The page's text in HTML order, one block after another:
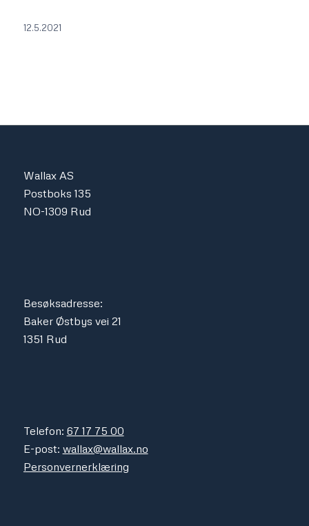
12.5.2021
Wallax AS
Postboks 135
NO-1309 Rud
Besøksadresse:
Baker Østbys vei 21
1351 Rud
Telefon: 67 17 75 00
E-post: wallax@wallax.no
Personvernerklæring